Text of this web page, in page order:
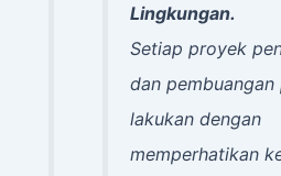
Lingkungan.
Setiap proyek
dan
lakukan dengan
memperhatikan